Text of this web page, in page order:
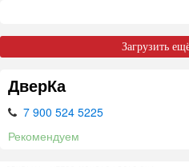
Загрузить
ДверКа
7 900 524 5225
Рекомендуем